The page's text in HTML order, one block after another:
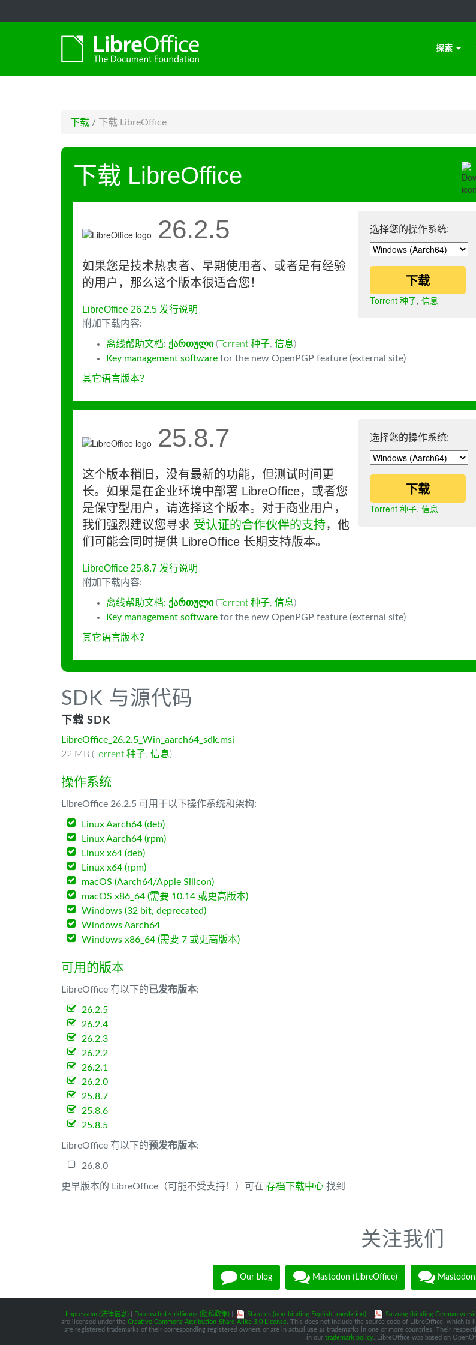
探索
下载 / 下载 LibreOffice
下载 LibreOffice
选择您的操作系统:
下载
Torrent 种子, 信息
26.2.5
如果您是技术热衷者、早期使用者、或者是有经验
的用户，那么这个版本很适合您！
LibreOffice 26.2.5 发行说明
附加下载内容:
离线帮助文档: ქართული (Torrent 种子, 信息)
Key management software for the new OpenPGP feature (external site)
其它语言版本？
选择您的操作系统:
下载
Torrent 种子, 信息
25.8.7
这个版本稍旧，没有最新的功能，但测试时间更
长。如果是在企业环境中部署 LibreOffice，或者您
是保守型用户，请选择这个版本。对于商业用户，
我们强烈建议您寻求 受认证的合作伙伴的支持，他
们可能会同时提供 LibreOffice 长期支持版本。
LibreOffice 25.8.7 发行说明
附加下载内容:
离线帮助文档: ქართული (Torrent 种子, 信息)
Key management software for the new OpenPGP feature (external site)
其它语言版本？
SDK 与源代码
下载 SDK
LibreOffice_26.2.5_Win_aarch64_sdk.msi
22 MB (Torrent 种子, 信息)
操作系统
LibreOffice 26.2.5 可用于以下操作系统和架构:
Linux Aarch64 (deb)
Linux Aarch64 (rpm)
Linux x64 (deb)
Linux x64 (rpm)
macOS (Aarch64/Apple Silicon)
macOS x86_64 (需要 10.14 或更高版本)
Windows (32 bit, deprecated)
Windows Aarch64
Windows x86_64 (需要 7 或更高版本)
可用的版本
LibreOffice 有以下的已发布版本:
26.2.5
26.2.4
26.2.3
26.2.2
26.2.1
26.2.0
25.8.7
25.8.6
25.8.5
LibreOffice 有以下的预发布版本:
26.8.0
更早版本的 LibreOffice（可能不受支持！）可在 存档下载中心 找到
关注我们
Our blog Mastodon (LibreOffice)
Impressum (法律信息) Datenschutzerklärung (隐私政策) Statutes (non-binding English translation) - Satzung (binding German
are licensed under the Creative Commons Attribution-Share Alike 3.0 License . This does not include the source code of LibreOffice, which is
are registered trademarks of their corresponding registered owners or are in actual use as trademarks in one or more countries. Their
in our trademark policy. LibreOffice was based on